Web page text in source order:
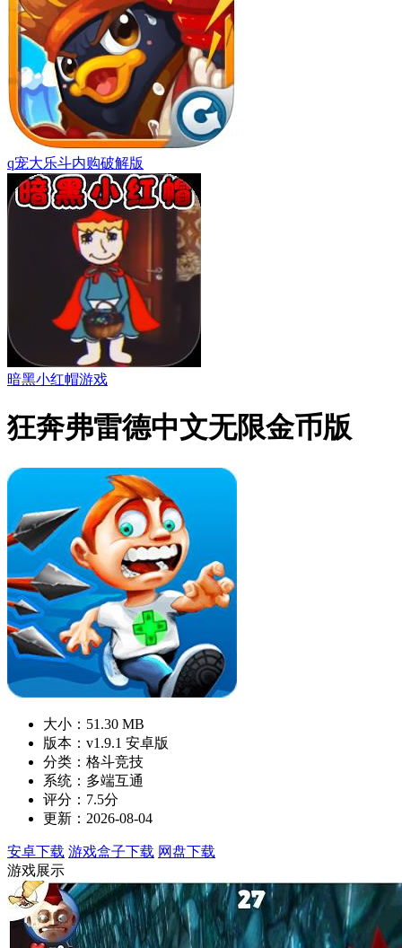
q宠大乐斗内购破解版
暗黑小红帽游戏
狂奔弗雷德中文无限金币版
大小：51.30 MB
版本：v1.9.1 安卓版
分类：格斗竞技
系统：多端互通
评分：7.5分
更新：2026-08-04
安卓下载 游戏盒子下载 网盘下载
游戏展示